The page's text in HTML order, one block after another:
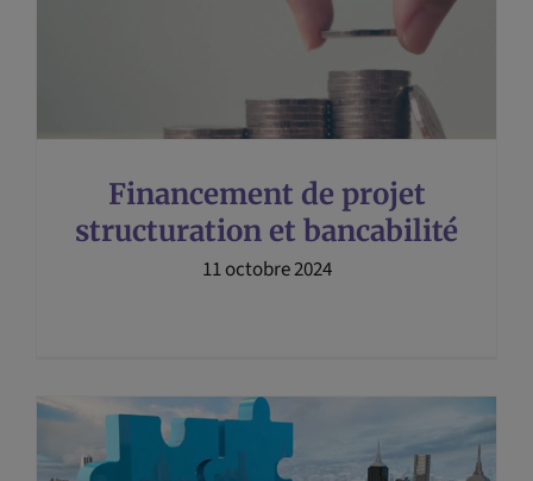
Financement de projet
structuration et bancabilité
11 octobre 2024